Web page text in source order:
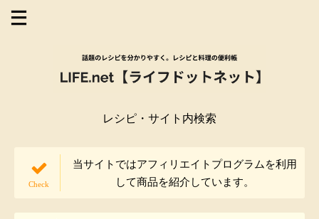
レシピ・サイト内検索
当サイトではアフィリエイトプログラムを利用
して商品を紹介しています。